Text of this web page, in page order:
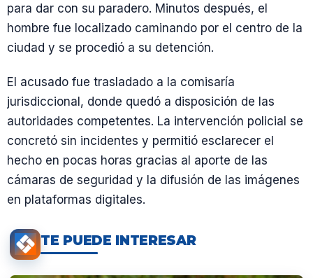
para dar con su paradero. Minutos después, el
hombre fue localizado caminando por el centro de la
ciudad y se procedió a su detención.
El acusado fue trasladado a la comisaría
jurisdiccional, donde quedó a disposición de las
autoridades competentes. La intervención policial se
concretó sin incidentes y permitió esclarecer el
hecho en pocas horas gracias al aporte de las
cámaras de seguridad y la difusión de las imágenes
en plataformas digitales.
TE PUEDE INTERESAR